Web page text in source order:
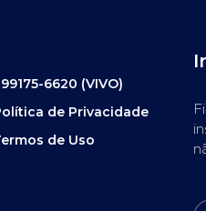
6620 (VIVO)
de Privacidade
de Uso